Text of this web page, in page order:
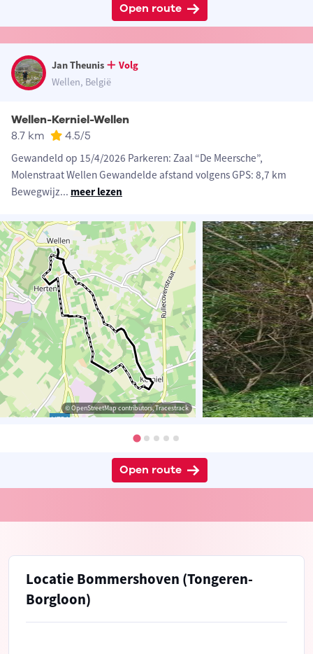
Open route
Jan Theunis
Volg
Wellen, België
Wellen-Kerniel-Wellen
8.7 km 4.5/5
Gewandeld op 15/4/2026 Parkeren: Zaal “De Meersche”,
Molenstraat Wellen Gewandelde afstand volgens GPS: 8,7 km
Bewegwijz... meer lezen
© OpenStreetMap contributors, Tracestrack
Open route
Locatie Bommershoven (Tongeren-
Borgloon)